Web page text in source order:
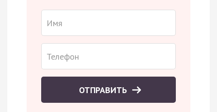
ОТПРАВИТЬ